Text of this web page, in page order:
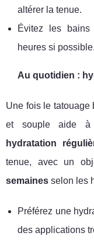
altérer la tenue.
Évitez les bains
heures si possible.
Au quotidien :
Une fois le tatouage
et souple aide à
hydratation
tenue, avec un
semaines selon les
Préférez une
des applications